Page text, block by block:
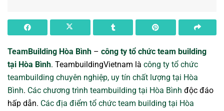
TeamBuilding Hòa Bình – công ty tổ chức team building
tại Hòa Bình. TeambuildingVietnam là công ty tổ chức
teambuilding chuyên nghiệp, uy tín chất lượng tại Hòa
Bình. Các chương trình teambuilding tại Hòa Bình độc đáo
hấp dẫn. Các địa điểm tổ chức team building tại Hòa